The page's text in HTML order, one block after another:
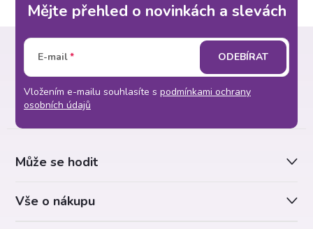
Mějte přehled o novinkách a slevách
E-mail
Vložením e-mailu souhlasíte s podmínkami ochrany
osobních údajů
ODEBÍRAT
Může se hodit
Vše o nákupu